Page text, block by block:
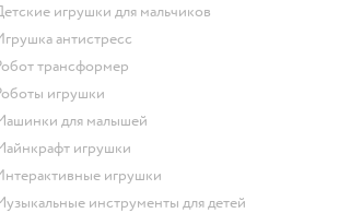
Детские игрушки для мальчиков
Игрушка антистресс
Робот трансформер
Роботы игрушки
Машинки для малышей
Майнкрафт игрушки
Интерактивные игрушки
Музыкальные инструменты для детей